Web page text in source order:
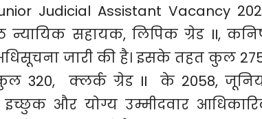
Judicial Assistant Vacancy
सहायक, लिपिक ग्रेड II,
जारी की है। इसके तहत कुल
320, क्लर्क ग्रेड II के 2058,
इच्छुक और योग्य उम्मीदवार